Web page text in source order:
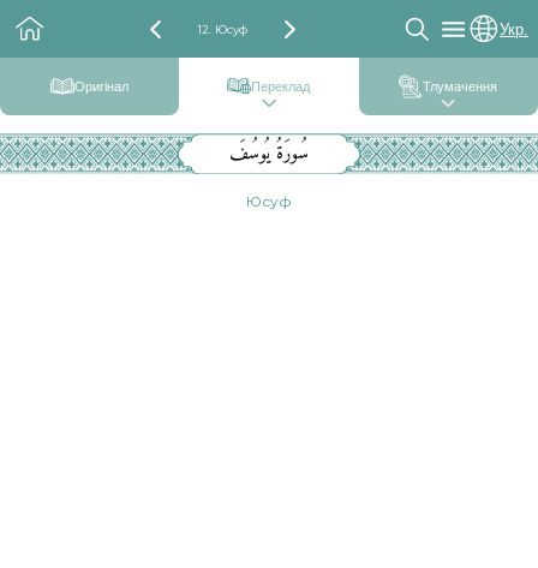
12. Юсуф Укр.
Оригінал Переклад Тлумачення
سُورَةُ يُوسُفَ
Юсуф